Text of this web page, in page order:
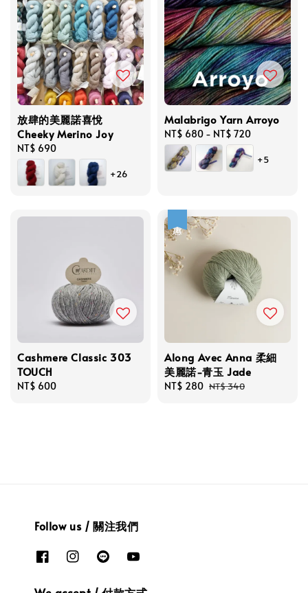
放肆的美麗諾喜悅
Cheeky Merino Joy
Regular
price
NT$ 690
+26
Malabrigo Yarn Arroyo
Regular
price
NT$ 680 - NT$ 720
+5
Cashmere Classic 303
TOUCH
Regular
NT$ 600
Along Avec Anna 柔細
美麗諾-青玉 Jade
Sale
NT$ 280 Regular
NT$ 340
Follow us / 關注我們